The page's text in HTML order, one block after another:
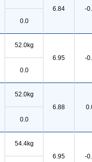
6.84
-
0.0
52.0kg
6.95
-
0.0
52.0kg
6.88
0.0
54.4kg
6.95
-